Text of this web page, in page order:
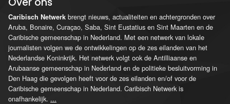
Caribisch Netwerk brengt nieuws, actualiteiten en achtergronden over
Aruba, Bonaire, Curaçao, Saba, Sint Eustatius en Sint Maarten en de
Caribische gemeenschap in Nederland. Met een netwerk van lokale
journalisten volgen we de ontwikkelingen op de zes eilanden van het
Nederlandse Koninkrijk. Het netwerk volgt ook de Antilliaanse en
Arubaanse gemeenschap in Nederland en de politieke besluitvorming in
Den Haag die gevolgen heeft voor de zes eilanden en/of voor de
Caribische gemeenschap in Nederland. Caribisch Netwerk is
onafhankelijk. ...